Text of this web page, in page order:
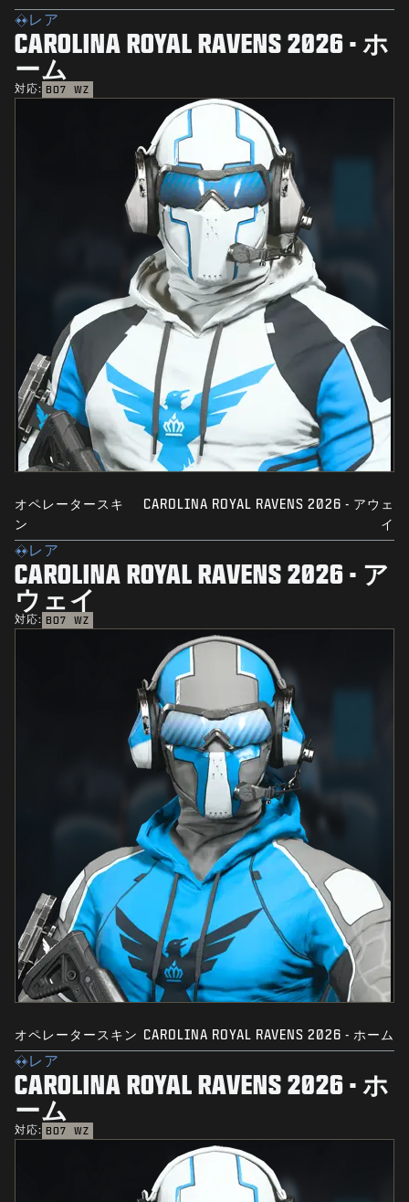
レア
CAROLINA ROYAL RAVENS 2026 - ホ
ーム
対応: BO7 WZ
オペレータースキ
ン
CAROLINA ROYAL RAVENS 2026 - アウェ
イ
レア
CAROLINA ROYAL RAVENS 2026 - ア
ウェイ
対応: BO7 WZ
オペレータースキン CAROLINA ROYAL RAVENS 2026 - ホーム
レア
CAROLINA ROYAL RAVENS 2026 - ホ
ーム
対応: BO7 WZ